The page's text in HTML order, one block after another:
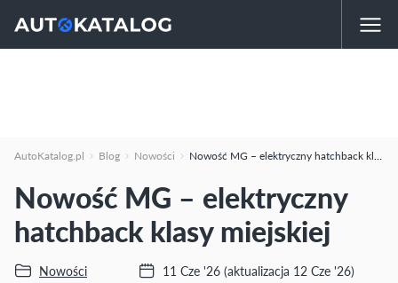
AutoKatalog.pl Blog Nowości Nowość MG – elektryczny hatchback klasy miejskiej
Nowość MG – elektryczny
hatchback klasy miejskiej
Nowości
11 Cze '26 (aktualizacja 12 Cze '26)